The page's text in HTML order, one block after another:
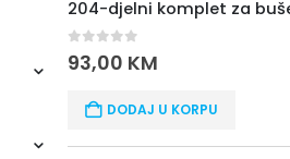
0 out of 5
93,00 KM
DODAJ U KORPU